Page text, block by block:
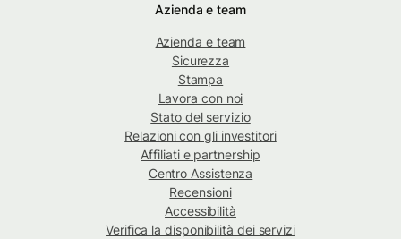
Azienda e team
Azienda e team
Sicurezza
Stampa
Lavora con noi
Stato del servizio
Relazioni con gli investitori
Affiliati e partnership
Centro Assistenza
Recensioni
Accessibilità
Verifica la disponibilità dei servizi